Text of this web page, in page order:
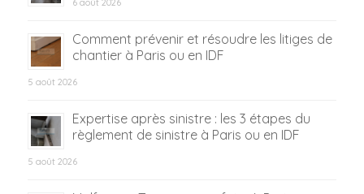
6 août 2026
Comment prévenir et résoudre les litiges de
chantier à Paris ou en IDF
5 août 2026
Expertise après sinistre : les 3 étapes du
règlement de sinistre à Paris ou en IDF
5 août 2026